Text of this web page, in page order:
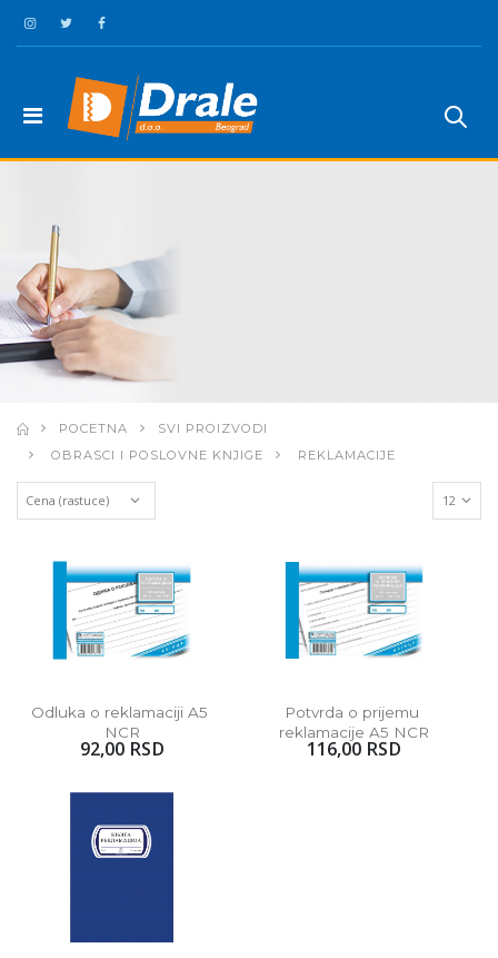
POCETNA
SVI PROIZVODI
OBRASCI I POSLOVNE KNJIGE
REKLAMACIJE
Odluka o reklamaciji A5
NCR
92,00 RSD
Potvrda o prijemu
reklamacije A5 NCR
116,00 RSD